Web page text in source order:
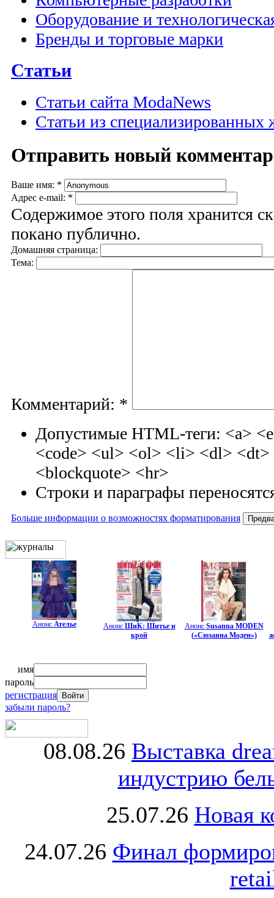
Оборудование и
Бренды и торговые марки
Статьи
Статьи сайта ModaNews
Статьи из специализированных
Отправить новый
Ваше имя: *
Адрес e-mail: *
Содержимое этого поля хранится
покано публично.
Домашняя страница:
Тема:
Комментарий: *
Допустимые HTML-теги: <a>
<code> <ul> <ol> <li> <dl> <dt>
<blockquote> <hr>
Строки и параграфы
Больше информации о возможностях форматирования
Анонс Ателье Анонс ШиК: Шитье и
крой
Анонс Susanna MODEN
(«Сюзанна Моден»)
имя
пароль
регистрация
забыли пароль?
08.08.26 Выставка
индустрию
25.07.26 Новая
24.07.26 Финал